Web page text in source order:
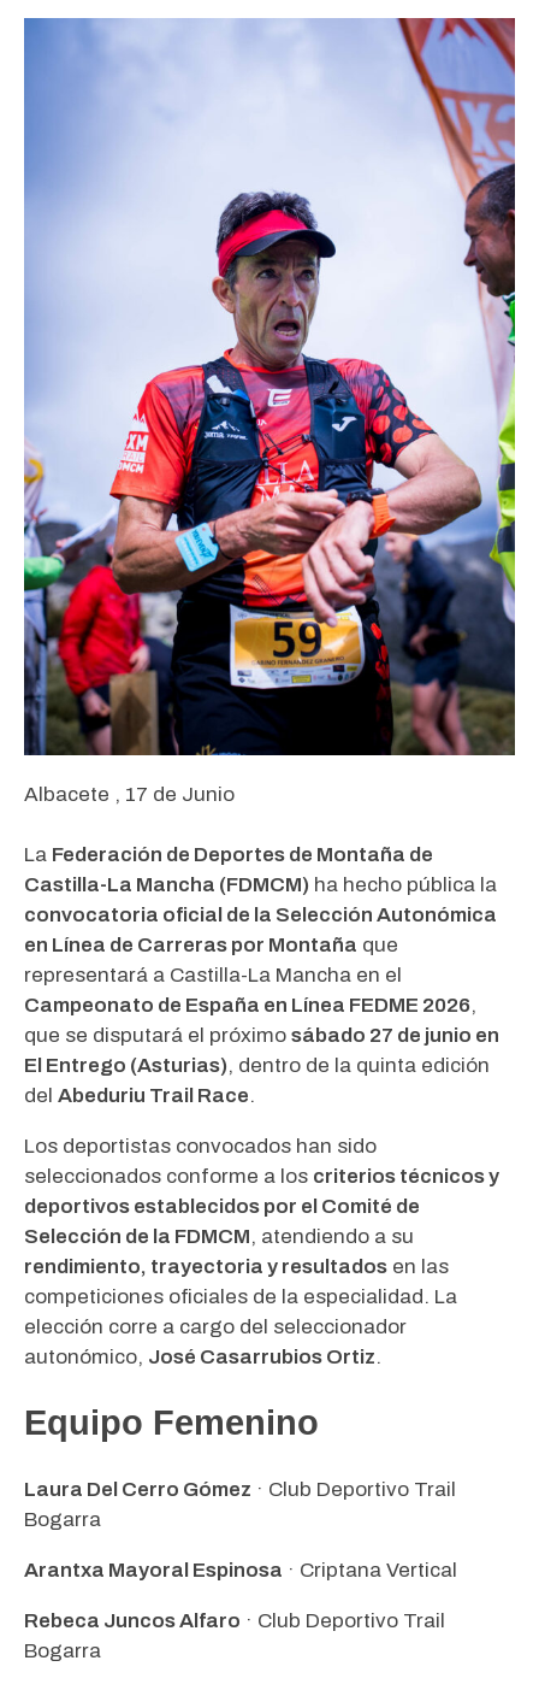
Albacete , 17 de Junio
La Federación de Deportes de Montaña de
Castilla-La Mancha (FDMCM) ha hecho pública la
convocatoria oficial de la Selección Autonómica
en Línea de Carreras por Montaña que
representará a Castilla-La Mancha en el
Campeonato de España en Línea FEDME 2026,
que se disputará el próximo sábado 27 de junio en
El Entrego (Asturias), dentro de la quinta edición
del Abeduriu Trail Race.
Los deportistas convocados han sido
seleccionados conforme a los criterios técnicos y
deportivos establecidos por el Comité de
Selección de la FDMCM, atendiendo a su
rendimiento, trayectoria y resultados en las
competiciones oficiales de la especialidad. La
elección corre a cargo del seleccionador
autonómico, José Casarrubios Ortiz.
Equipo Femenino
Laura Del Cerro Gómez · Club Deportivo Trail
Bogarra
Arantxa Mayoral Espinosa · Criptana Vertical
Rebeca Juncos Alfaro · Club Deportivo Trail
Bogarra